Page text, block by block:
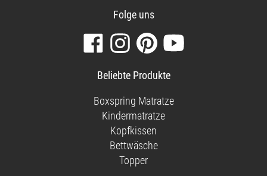
Folge uns
Besuchen
Sie
unsere
Seite
Folgen
Sie
uns
Instagram
Finden
Sie
uns
Pinterest
Sehen
Beliebte Produkte
Boxspring Matratze
Kindermatratze
Kopfkissen
Bettwäsche
Topper